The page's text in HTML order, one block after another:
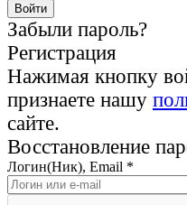
Забыли пароль?
Регистрация
Нажимая кнопку
признаете нашу
сайте.
Восстановление
Логин(Ник), Email *